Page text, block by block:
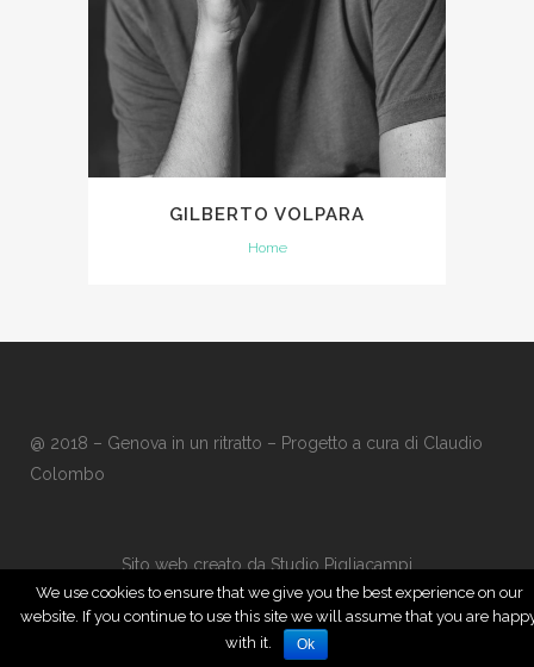
GILBERTO VOLPARA
Home
@ 2018 – Genova in un ritratto – Progetto a cura di Claudio
Colombo
Sito web creato da Studio Pigliacampi
We use cookies to ensure that we give you the best experience on our
website. If you continue to use this site we will assume that you are
with it.
Ok